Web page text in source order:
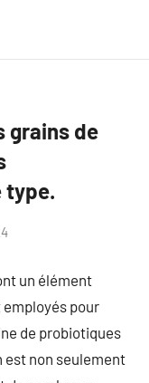
grains de
type.
un élément
pour
de probiotiques
est non seulement